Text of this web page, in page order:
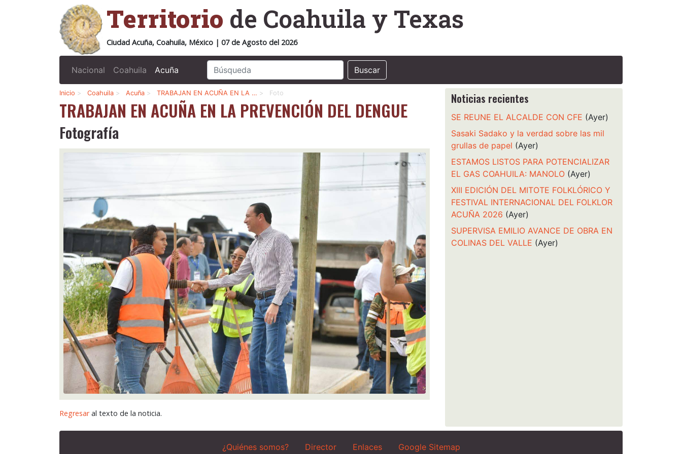
Territorio de Coahuila y Texas
Ciudad Acuña, Coahuila, México | 07 de Agosto del 2026
Nacional Coahuila Acuña Buscar
Inicio > Coahuila > Acuña > TRABAJAN EN ACUÑA EN LA … > Foto
TRABAJAN EN ACUÑA EN LA PREVENCIÓN DEL DENGUE
Fotografía
Regresaral texto de la noticia.
Noticias recientes
SE REUNE EL ALCALDE CON CFE (Ayer)
Sasaki Sadako y la verdad sobre las mil
grullas de papel (Ayer)
ESTAMOS LISTOS PARA POTENCIALIZAR
EL GAS COAHUILA: MANOLO (Ayer)
XIII EDICIÓN DEL MITOTE FOLKLÓRICO Y
FESTIVAL INTERNACIONAL DEL FOLKLOR
ACUÑA 2026 (Ayer)
SUPERVISA EMILIO AVANCE DE OBRA EN
COLINAS DEL VALLE (Ayer)
¿Quiénes somos? Director Enlaces Google Sitemap